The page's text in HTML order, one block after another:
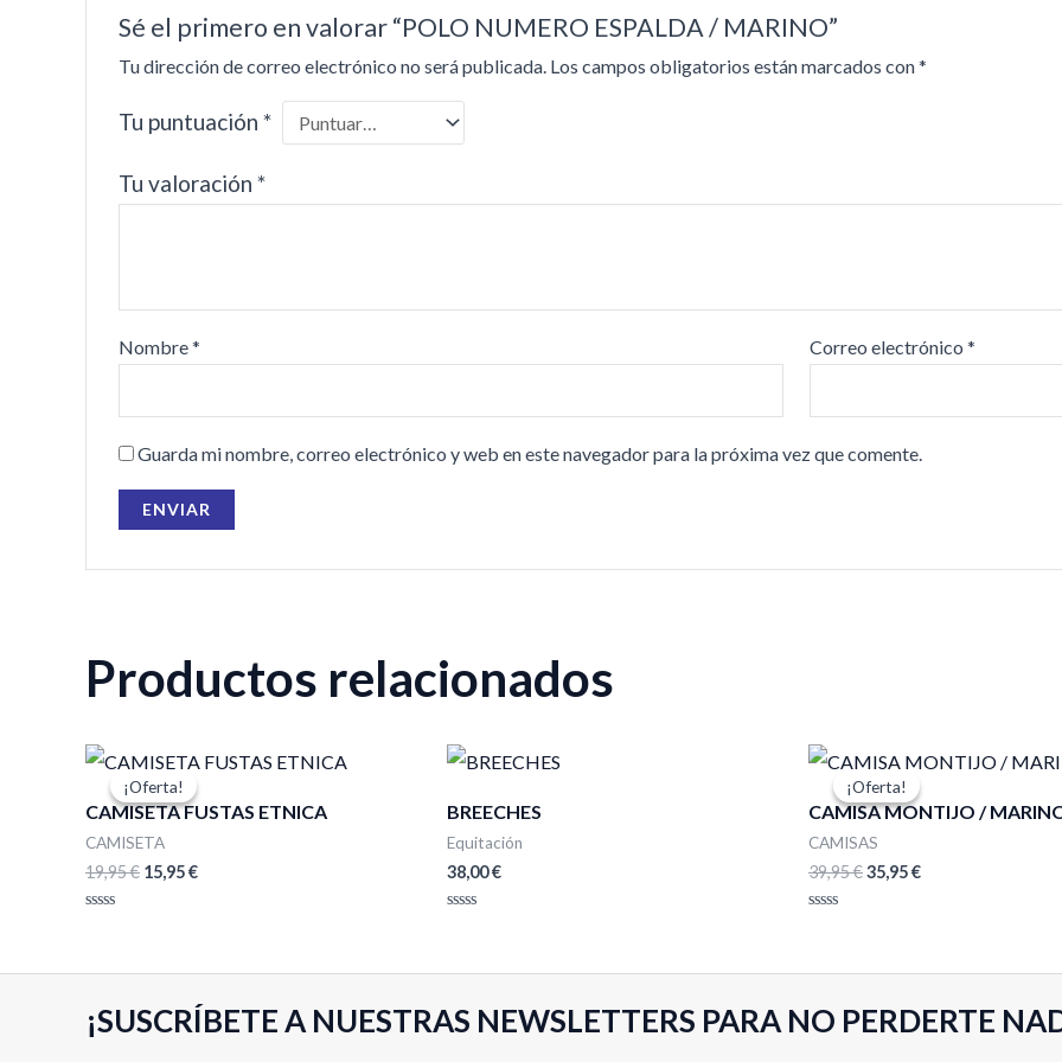
Sé el primero en valorar “POLO NUMERO ESPALDA / MARINO”
Tu dirección de correo electrónico no será publicada. Los campos obligatorios están marcados con*
Tu puntuación *
Tu valoración *
Nombre* Correo electrónico*
Guarda mi nombre, correo electrónico y web en este navegador para la próxima vez que comente.
Productos relacionados
¡Oferta!
¡Oferta!
CAMISETA FUSTAS ETNICA
CAMISETA
19,95€
El
precio
original
era:
19,95 €.
15,95€
El
precio
es:
de
BREECHES
Equitación
38,00€
de
¡Oferta!
¡Oferta!
CAMISA MONTIJO /
CAMISAS
39,95€
El
precio
original
era:
39,95 €.
35,95€
El
precio
es:
de
¡SUSCRÍBETE A NUESTRAS NEWSLETTERS PARA NO PERDERTE